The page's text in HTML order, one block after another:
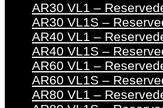
AR30 VL1 –
AR30 VL1S –
AR40 VL1 –
AR40 VL1S –
AR60 VL1 –
AR60 VL1S –
AR80 VL1 –